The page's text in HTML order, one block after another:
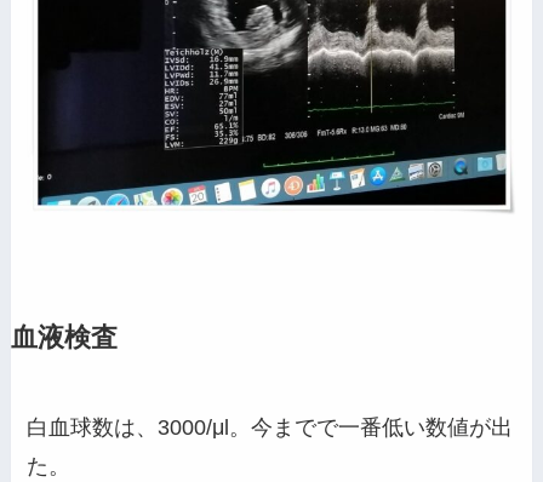
血液検査
白血球数は、3000/μl。今までで一番低い数値が出
た。